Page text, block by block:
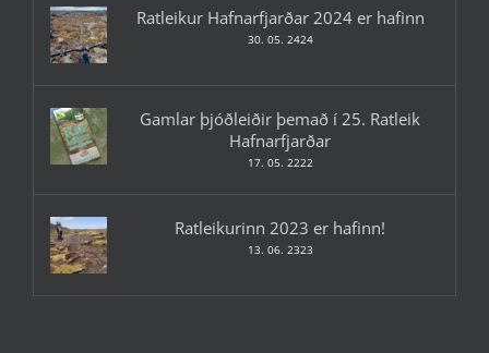
Ratleikur Hafnarfjarðar 2024 er hafinn
30. 05. 2424
Gamlar þjóðleiðir þemað í 25. Ratleik
Hafnarfjarðar
17. 05. 2222
Ratleikurinn 2023 er hafinn!
13. 06. 2323